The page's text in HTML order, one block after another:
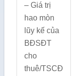
– Giá trị
hao mòn
lũy kế của
BĐSĐT
cho
thuê/TSCĐ